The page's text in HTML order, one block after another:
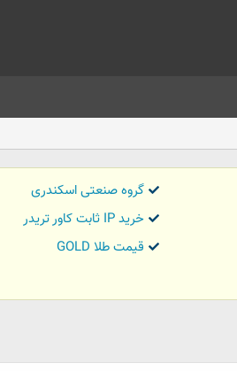
گروه صنعتی اسکندری
خرید IP ثابت کاور تریدر
قیمت طلا GOLD